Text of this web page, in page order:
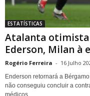
ESTATÍSTICAS
Atalanta otimista
Ederson, Milan à
Rogério Ferreira - 16 Julho
Enderson retornará a
não conseguiu concluir a
médicos...